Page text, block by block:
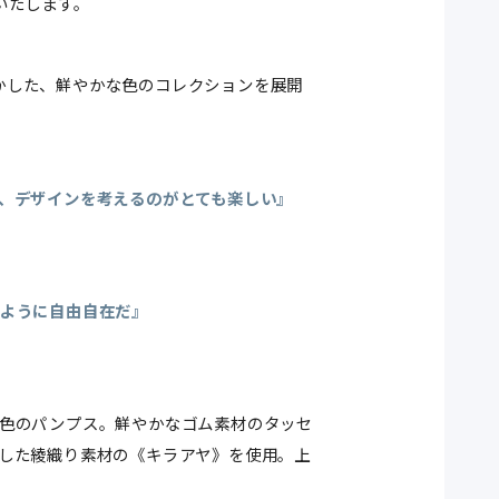
た、鮮やかな色のコレクションを展開
ザインを考えるのがとても楽しい』
うに自由自在だ』
のパンプス。鮮やかなゴム素材のタッセ
た綾織り素材の《キラアヤ》を使用。上